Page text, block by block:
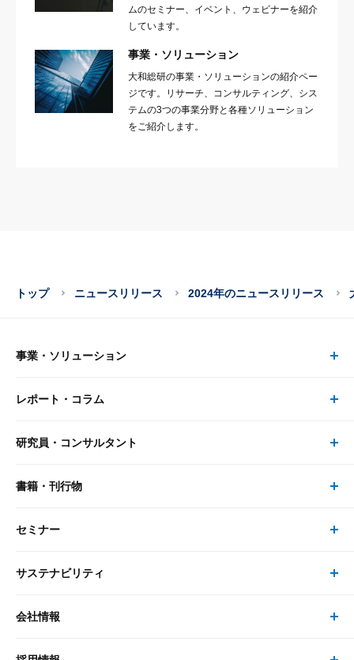
ムのセミナー、イベント、ウェビナーを紹介
しています。
事業・ソリューション
大和総研の事業・ソリューションの紹介ペー
ジです。リサーチ、コンサルティング、シス
テムの3つの事業分野と各種ソリューション
をご紹介します。
トップ ニュースリリース 2024年のニュースリリース
事業・ソリューション
事業・ソリューション トップ
リサーチ
大和総研の強み
レポート・コラム
レポート・コラム トップ
最新のレポート・コラム
研究員・コンサルタント
研究員・コンサルタント トップ
研究員
書籍・刊行物
書籍・刊行物 トップ
書籍
セミナー
セミナー トップ
現在受付中のセミナー・イベント
サステナビリティ
サステナビリティの取り組み
会社情報